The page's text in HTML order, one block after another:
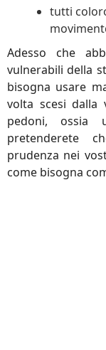
tutti
Adesso che
vulnerabili della
bisogna usare
volta scesi dalla
pedoni, ossia
pretenderete
prudenza nei
come bisogna